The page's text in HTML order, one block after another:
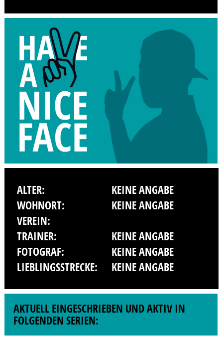
ALTER:
KEINE ANGABE
WOHNORT:
KEINE ANGABE
VEREIN:
TRAINER:
KEINE ANGABE
FOTOGRAF:
KEINE ANGABE
LIEBLINGSSTRECKE:
KEINE ANGABE
AKTUELL EINGESCHRIEBEN UND AKTIV IN
FOLGENDEN SERIEN: